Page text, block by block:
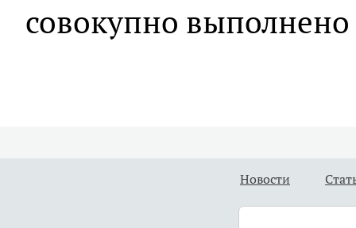
совокупно выполнено
Новости